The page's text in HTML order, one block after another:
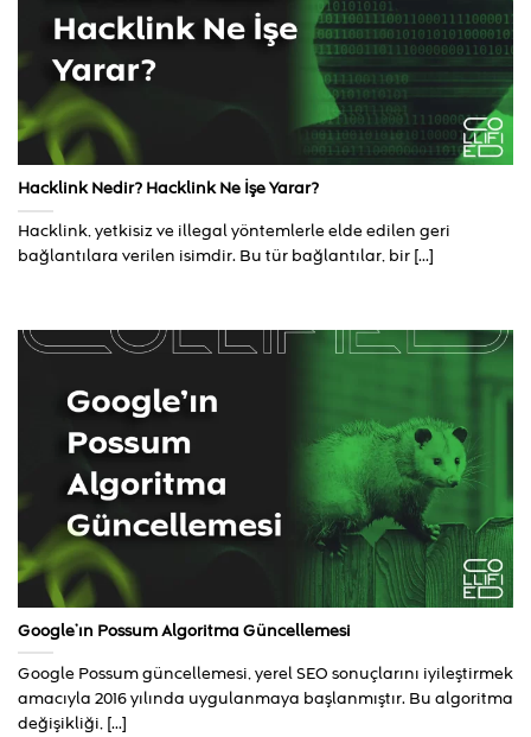
Hacklink Nedir? Hacklink Ne İşe Yarar?
Hacklink, yetkisiz ve illegal yöntemlerle elde edilen geri
bağlantılara verilen isimdir. Bu tür bağlantılar, bir [...]
Google’ın Possum Algoritma Güncellemesi
Google Possum güncellemesi, yerel SEO sonuçlarını iyileştirmek
amacıyla 2016 yılında uygulanmaya başlanmıştır. Bu algoritma
değişikliği, [...]